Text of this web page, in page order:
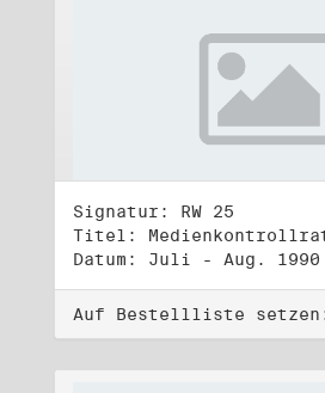
Signatur: RW 25
Titel:
Datum: Juli - Aug. 1990
Auf Bestellliste